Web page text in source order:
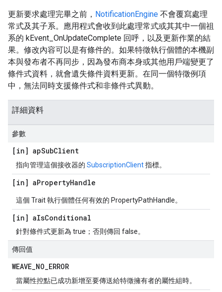
更新要求處理完畢之前， NotificationEngine 不會覆寫處理
常式及其子系。應用程式會收到此處理常式或其其中一個祖
系的 kEvent_OnUpdateComplete 回呼，以及更新作業的結
果。修改內容可以是有條件的。如果特徵執行個體的本機副
本與發布者不再同步，因為發布商本身或其他用戶端變更了
條件式資料，就會遺失條件資料更新。在同一個特徵例項
中，無法同時支援條件式和非條件式異動。
詳細資料
參數
[in] apSubClient
指向管理這個接收器的 SubscriptionClient指標。
[in] aPropertyHandle
這個 Trait 執行個體任何有效的 PropertyPathHandle。
[in] aIsConditional
針對條件式更新為 true；否則傳回 false。
傳回值
WEAVE_NO_ERROR
當屬性控點已成功新增至要傳送給特徵擁有者的屬性組時。